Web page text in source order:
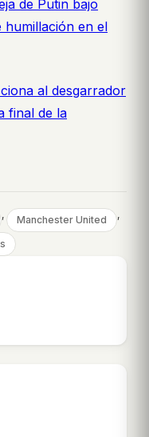
de Putin bajo
humillación en el
al desgarrador
final de la
, Manchester United ,